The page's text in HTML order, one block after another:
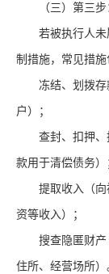
（三）第三
若被执行人
制措施，常见措施
冻结、划拨
户）；
查封、扣押
款用于清偿债务）
提取收入（
资等收入）；
搜查隐匿财
住所、经营场所）